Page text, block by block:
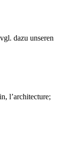
dazu unseren
l’architecture;